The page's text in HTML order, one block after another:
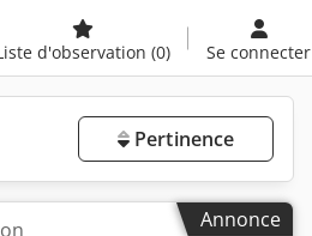
d'observation (0) Se connecter
Pertinence
Annonce